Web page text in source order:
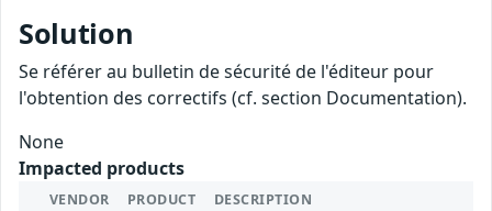
Solution
Se référer au bulletin de sécurité de l'éditeur pour
l'obtention des correctifs (cf. section Documentation).
None
Impacted products
VENDOR PRODUCT DESCRIPTION